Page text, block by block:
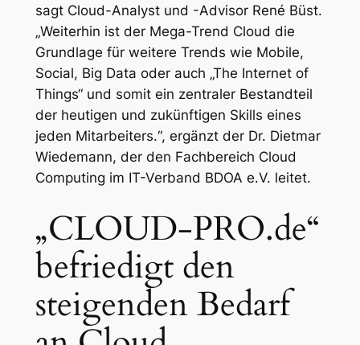
sagt Cloud-Analyst und -Advisor René Büst.
„Weiterhin ist der Mega-Trend Cloud die
Grundlage für weitere Trends wie Mobile,
Social, Big Data oder auch „The Internet of
Things“ und somit ein zentraler Bestandteil
der heutigen und zukünftigen Skills eines
jeden Mitarbeiters.“, ergänzt der Dr. Dietmar
Wiedemann, der den Fachbereich Cloud
Computing im IT-Verband BDOA e.V. leitet.
„CLOUD-PRO.de“
befriedigt den
steigenden Bedarf